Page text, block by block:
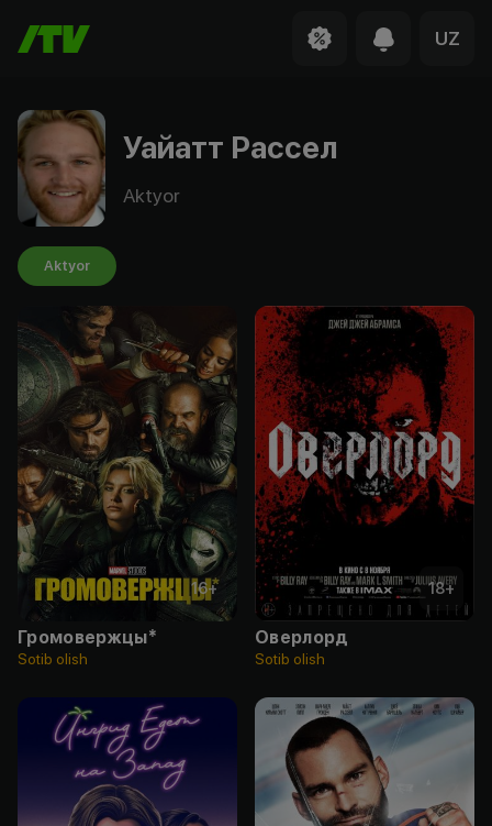
UZ
Уайатт Рассел
Aktyor
Aktyor
16+
Громовержцы*
Sotib olish
18+
Оверлорд
Sotib olish